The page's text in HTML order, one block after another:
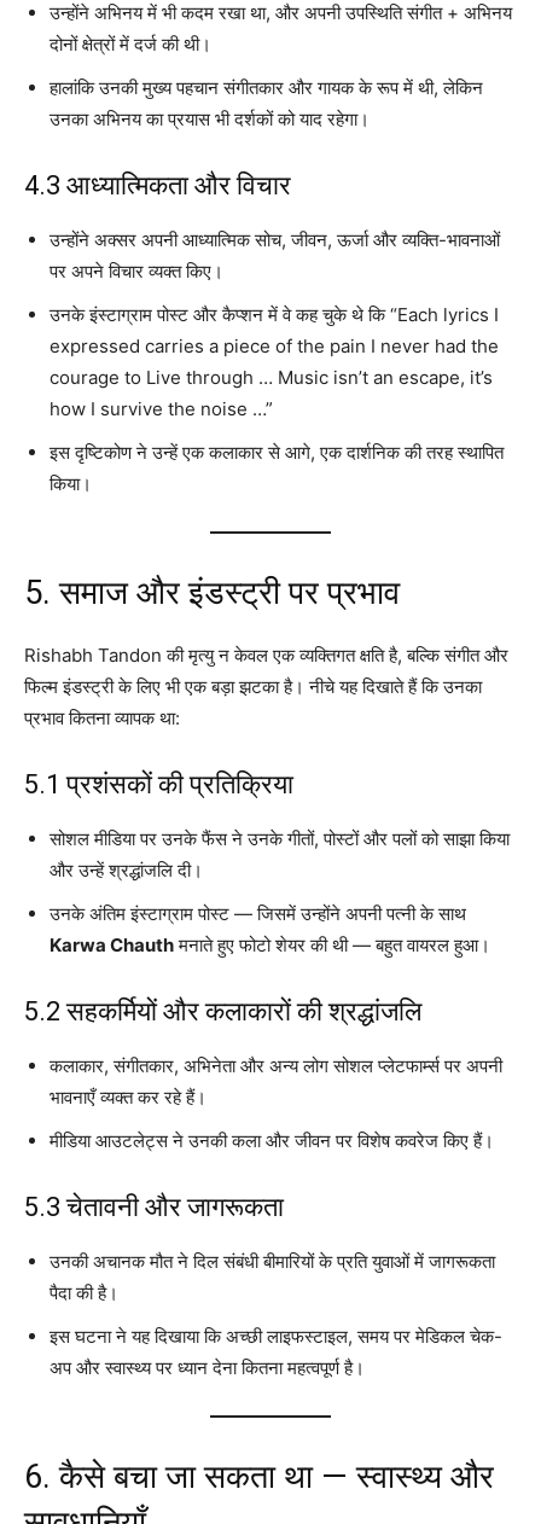
उन्होंने अभिनय में भी कदम रखा था, और अपनी उपस्थिति संगीत + अभिनय
दोनों क्षेत्रों में दर्ज की थी।
हालांकि उनकी मुख्य पहचान संगीतकार और गायक के रूप में थी, लेकिन
उनका अभिनय का प्रयास भी दर्शकों को याद रहेगा।
4.3 आध्यात्मिकता और विचार
उन्होंने अक्सर अपनी आध्यात्मिक सोच, जीवन, ऊर्जा और व्यक्ति-भावनाओं
पर अपने विचार व्यक्त किए।
उनके इंस्टाग्राम पोस्ट और कैप्शन में वे कह चुके थे कि “Each lyrics I
expressed carries a piece of the pain I never had the
courage to Live through … Music isn’t an escape, it’s
how I survive the noise …”
इस दृष्टिकोण ने उन्हें एक कलाकार से आगे, एक दार्शनिक की तरह स्थापित
किया।
5. समाज और इंडस्ट्री पर प्रभाव
Rishabh Tandon की मृत्यु न केवल एक व्यक्तिगत क्षति है, बल्कि संगीत और
फिल्म इंडस्ट्री के लिए भी एक बड़ा झटका है। नीचे यह दिखाते हैं कि उनका
प्रभाव कितना व्यापक था:
5.1 प्रशंसकों की प्रतिक्रिया
सोशल मीडिया पर उनके फैंस ने उनके गीतों, पोस्टों और पलों को साझा किया
और उन्हें श्रद्धांजलि दी।
उनके अंतिम इंस्टाग्राम पोस्ट — जिसमें उन्होंने अपनी पत्नी के साथ
Karwa Chauthमनाते हुए फोटो शेयर की थी — बहुत वायरल हुआ।
5.2 सहकर्मियों और कलाकारों की श्रद्धांजलि
कलाकार, संगीतकार, अभिनेता और अन्य लोग सोशल प्लेटफार्म्स पर अपनी
भावनाएँ व्यक्त कर रहे हैं।
मीडिया आउटलेट्स ने उनकी कला और जीवन पर विशेष कवरेज किए हैं।
5.3 चेतावनी और जागरूकता
उनकी अचानक मौत ने दिल संबंधी बीमारियों के प्रति युवाओं में जागरूकता
पैदा की है।
इस घटना ने यह दिखाया कि अच्छी लाइफस्टाइल, समय पर मेडिकल चेक-
अप और स्वास्थ्य पर ध्यान देना कितना महत्वपूर्ण है।
6. कैसे बचा जा सकता था — स्वास्थ्य और